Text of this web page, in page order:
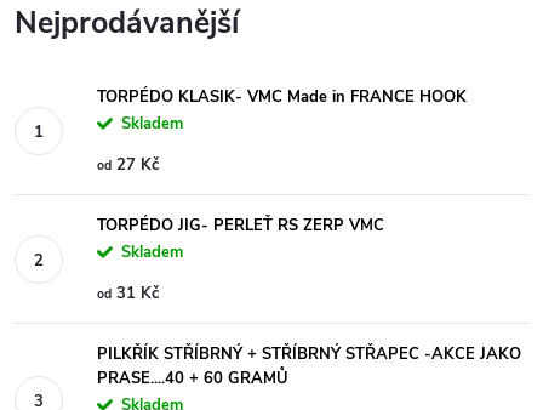
Nejprodávanější
TORPÉDO KLASIK- VMC Made in FRANCE HOOK
Skladem
od 27 Kč
TORPÉDO JIG- PERLEŤ RS ZERP VMC
Skladem
od 31 Kč
PILKŘÍK STŘÍBRNÝ + STŘÍBRNÝ STŘAPEC -AKCE JAKO
PRASE....40 + 60 GRAMŮ
Skladem